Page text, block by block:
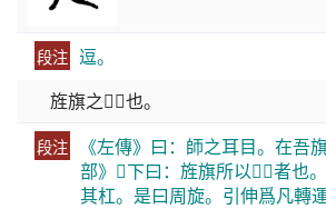
段注 逗。
旌旗之𢫾𪎮也。
段注
《左傳》曰：師之耳目。在吾
部》𪎮下曰：旌旗所以𢫾𪎮者也
其杠。是曰周旋。引伸爲凡轉運